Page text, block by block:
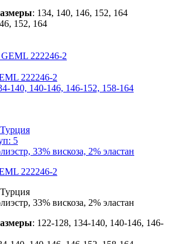
: 134, 140, 146, 152, 164
152, 164
222246-2
140, 140-146, 146-152, 158-164
Турция
5
33% вискоза, 2% эластан
222246-2
Турция
33% вискоза, 2% эластан
: 122-128, 134-140, 140-146, 146-